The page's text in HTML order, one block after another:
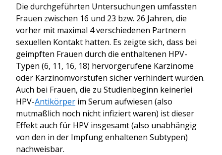
Die durchgeführten Untersuchungen umfassten
Frauen zwischen 16 und 23 bzw. 26 Jahren, die
vorher mit maximal 4 verschiedenen Partnern
sexuellen Kontakt hatten. Es zeigte sich, dass bei
geimpften Frauen durch die enthaltenen HPV-
Typen (6, 11, 16, 18) hervorgerufene Karzinome
oder Karzinomvorstufen sicher verhindert wurden.
Auch bei Frauen, die zu Studienbeginn keinerlei
HPV-Antikörper im Serum aufwiesen (also
mutmaßlich noch nicht infiziert waren) ist dieser
Effekt auch für HPV insgesamt (also unabhängig
von den in der Impfung enhaltenen Subtypen)
nachweisbar.